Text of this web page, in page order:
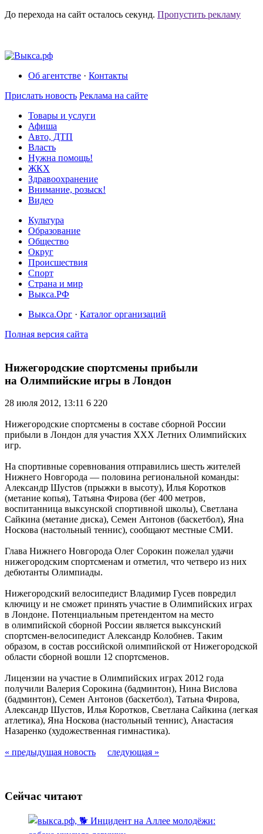
До перехода на сайт осталось секунд. Пропустить рекламу
Об агентстве · Контакты
Прислать новость Реклама на сайте
Товары и услуги
Афиша
Авто, ДТП
Власть
Нужна помощь!
ЖКХ
Здравоохранение
Внимание, розыск!
Видео
Культура
Образование
Общество
Округ
Происшествия
Спорт
Страна и мир
Выкса.РФ
Выкса.Орг · Каталог организаций
Полная версия сайта
Нижегородские спортсмены прибыли
на Олимпийские игры в Лондон
28 июля 2012, 13:11 6 220
Нижегородские спортсмены в составе сборной России
прибыли в Лондон для участия ХХХ Летних Олимпийских
игр.
На спортивные соревнования отправились шесть жителей
Нижнего Новгорода — половина региональной команды:
Александр Шустов (прыжки в высоту), Илья Коротков
(метание копья), Татьяна Фирова (бег 400 метров,
воспитанница выксунской спортивной школы), Светлана
Сайкина (метание диска), Семен Антонов (баскетбол), Яна
Носкова (настольный теннис), сообщают местные СМИ.
Глава Нижнего Новгорода Олег Сорокин пожелал удачи
нижегородским спортсменам и отметил, что четверо из них
дебютанты Олимпиады.
Нижегородский велосипедист Владимир Гусев повредил
ключицу и не сможет принять участие в Олимпийских играх
в Лондоне. Потенциальным претендентом на место
в олимпийской сборной России является выксунский
спортсмен-велосипедист Александр Колобнев. Таким
образом, в состав российской олимпийской от Нижегородской
области сборной вошли 12 спортсменов.
Лицензии на участие в Олимпийских играх 2012 года
получили Валерия Сорокина (бадминтон), Нина Вислова
(бадминтон), Семен Антонов (баскетбол), Татьна Фирова,
Александр Шустов, Илья Коротков, Светлана Сайкина (легкая
атлетика), Яна Носкова (настольный теннис), Анастасия
Назаренко (художественная гимнастика).
« предыдущая новость следующая »
Сейчас читают